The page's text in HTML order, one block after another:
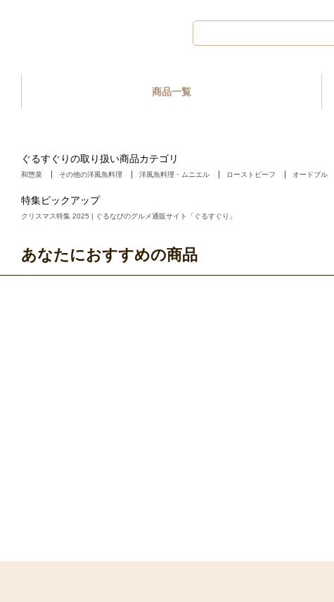
商品一覧
ぐるすぐりの取り扱い商品カテゴリ
和惣菜 その他の洋風魚料理 洋風魚料理・ムニエル ローストビーフ オードブル
特集ピックアップ
クリスマス特集 2025 | ぐるなびのグルメ通販サイト「ぐるすぐり」
あなたにおすすめの商品